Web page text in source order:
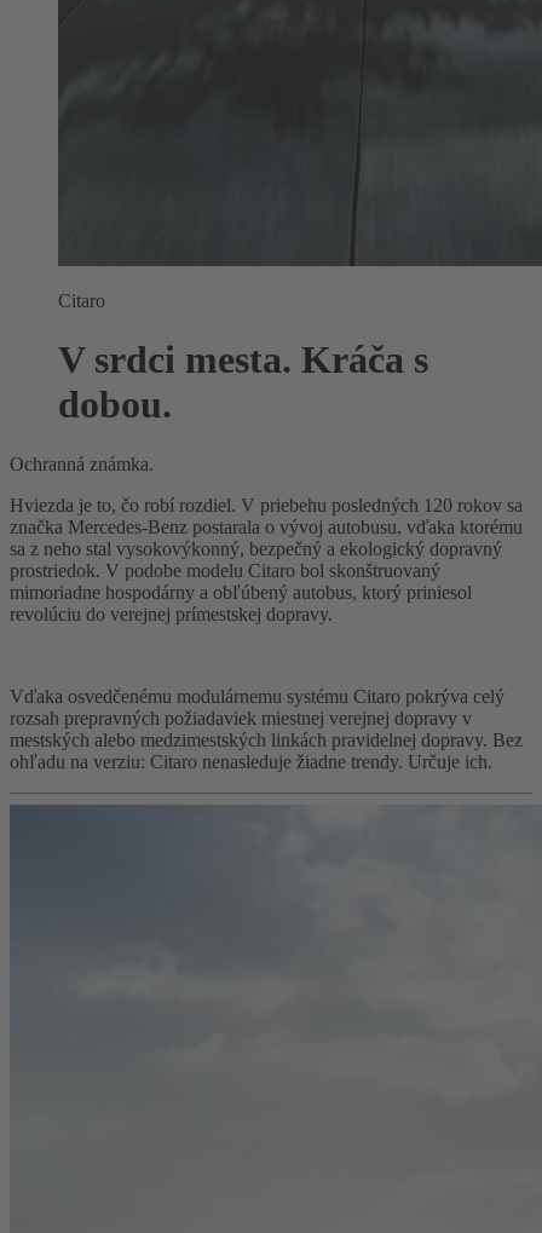
Citaro
V srdci mesta. Kráča s
dobou.
Ochranná známka.
Hviezda je to, čo robí rozdiel. V priebehu posledných 120 rokov sa
značka Mercedes-Benz postarala o vývoj autobusu, vďaka ktorému
sa z neho stal vysokovýkonný, bezpečný a ekologický dopravný
prostriedok. V podobe modelu Citaro bol skonštruovaný
mimoriadne hospodárny a obľúbený autobus, ktorý priniesol
revolúciu do verejnej prímestskej dopravy.
Vďaka osvedčenému modulárnemu systému Citaro pokrýva celý
rozsah prepravných požiadaviek miestnej verejnej dopravy v
mestských alebo medzimestských linkách pravidelnej dopravy. Bez
ohľadu na verziu: Citaro nenasleduje žiadne trendy. Určuje ich.